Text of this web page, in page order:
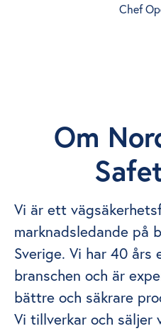
Chef
Om
Vi är ett
marknadsledande på
Sverige. Vi har 40 års
branschen och är
bättre och säkrare
Vi tillverkar och säljer